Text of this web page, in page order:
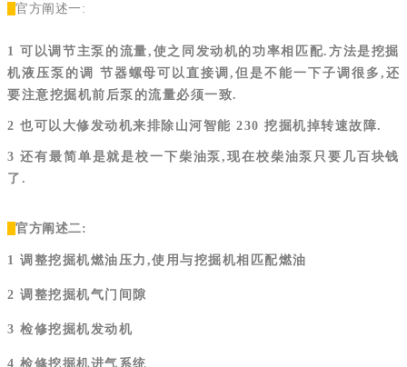
官方阐述一:
1 可以调节主泵的流量,使之同发动机的功率相匹配.方法是挖掘
机液压泵的调 节器螺母可以直接调,但是不能一下子调很多,还
要注意挖掘机前后泵的流量必须一致.
2 也可以大修发动机来排除山河智能 230 挖掘机掉转速故障.
3 还有最简单是就是校一下柴油泵,现在校柴油泵只要几百块钱
了.
官方阐述二:
1 调整挖掘机燃油压力,使用与挖掘机相匹配燃油
2 调整挖掘机气门间隙
3 检修挖掘机发动机
4 检修挖掘机进气系统